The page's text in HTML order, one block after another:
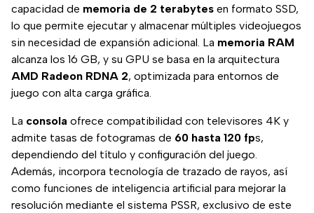
capacidad de memoria de 2 terabytes en formato SSD,
lo que permite ejecutar y almacenar múltiples videojuegos
sin necesidad de expansión adicional. La memoria RAM
alcanza los 16 GB, y su GPU se basa en la arquitectura
AMD Radeon RDNA 2, optimizada para entornos de
juego con alta carga gráfica.
La consola ofrece compatibilidad con televisores 4K y
admite tasas de fotogramas de 60 hasta 120 fps,
dependiendo del título y configuración del juego.
Además, incorpora tecnología de trazado de rayos, así
como funciones de inteligencia artificial para mejorar la
resolución mediante el sistema PSSR, exclusivo de este